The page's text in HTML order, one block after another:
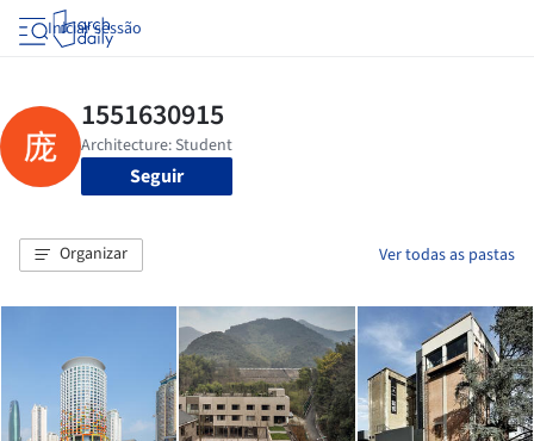
Iniciar sessão
Seguir
Organizar Ver todas as pastas